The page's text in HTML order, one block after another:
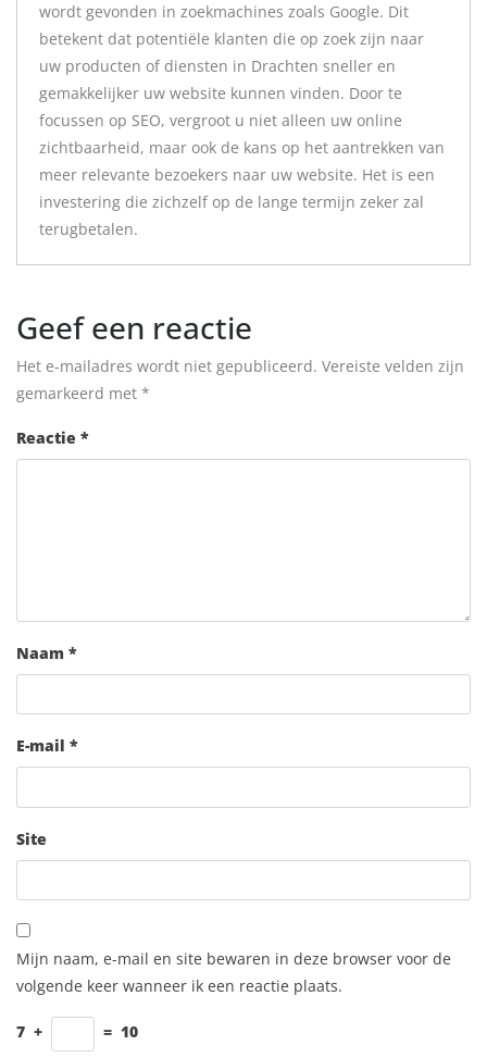
wordt gevonden in zoekmachines zoals Google. Dit
betekent dat potentiële klanten die op zoek zijn naar
uw producten of diensten in Drachten sneller en
gemakkelijker uw website kunnen vinden. Door te
focussen op SEO, vergroot u niet alleen uw online
zichtbaarheid, maar ook de kans op het aantrekken van
meer relevante bezoekers naar uw website. Het is een
investering die zichzelf op de lange termijn zeker zal
terugbetalen.
Geef een reactie
Het e-mailadres wordt niet gepubliceerd. Vereiste velden zijn
gemarkeerd met *
Reactie *
Naam *
E-mail *
Site
Mijn naam, e-mail en site bewaren in deze browser voor de
volgende keer wanneer ik een reactie plaats.
7 + = 10